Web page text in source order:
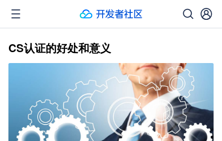
CS认证的好处和意义